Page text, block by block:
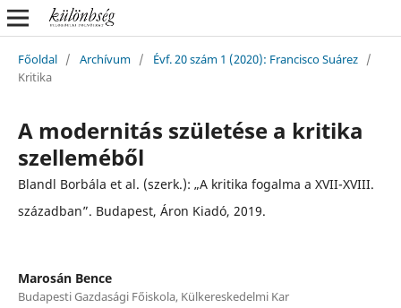
Főoldal / Archívum / Évf. 20 szám 1 (2020): Francisco Suárez /
Kritika
A modernitás születése a kritika
szelleméből
Blandl Borbála et al. (szerk.): „A kritika fogalma a XVII-XVIII.
században”. Budapest, Áron Kiadó, 2019.
Marosán Bence
Budapesti Gazdasági Főiskola, Külkereskedelmi Kar